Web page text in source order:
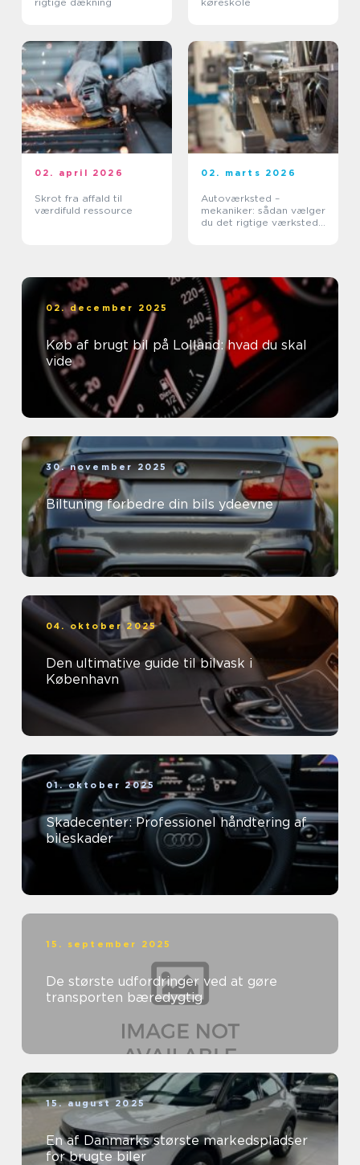
02. april 2026
Skrot fra affald til
værdifuld ressource
02. marts 2026
Autoværksted –
mekaniker: sådan vælger
du det rigtige værksted
02. december 2025
Køb af brugt bil på Lolland: hvad du skal
vide
30. november 2025
Biltuning forbedre din bils ydeevne
04. oktober 2025
Den ultimative guide til bilvask i
København
01. oktober 2025
Skadecenter: Professionel håndtering af
bileskader
15. september 2025
De største udfordringer ved at gøre
transporten bæredygtig
15. august 2025
En af Danmarks største markedspladser
for brugte biler